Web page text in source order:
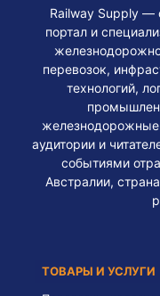
Railway Supply —
портал и
перевозок,
технологий,
железнодорожные
аудитории и
событиями
Австралии,
ТОВАРЫ И УСЛУГИ